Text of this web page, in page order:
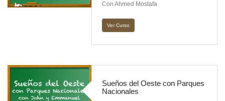
Con Ahmed Mostafa
Ver Curso
Sueños del Oeste con Parques
Nacionales